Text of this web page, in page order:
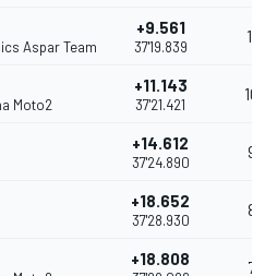
Aspar Team
+9.561
37'19.839
11
Moto2
+11.143
37'21.421
10
+14.612
37'24.890
9
+18.652
37'28.930
8
+18.808 7